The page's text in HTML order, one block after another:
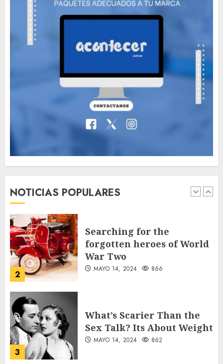
NOTICIAS POPULARES
Classic Cars in a Retro
Movie?
The full story of
Thailand’s extraordinary
cave rescue
MAYO 14, 2024
1
Jorge Messi, el hombre
que acompañó a Lionel
AGOSTO 8, 2026
2
Searching for the
forgotten heroes of World
War Two
MAYO 14, 2024 866
3
What’s Scarier Than the
Sex Talk? Its About Weight
MAYO 14, 2024 862